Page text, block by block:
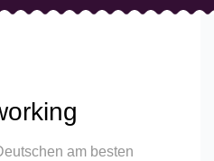
am besten